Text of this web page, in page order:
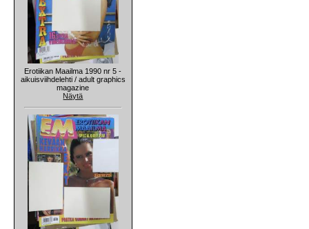
Erotiikan Maailma 1990 nr 5 -
aikuisviihdelehti / adult graphics
magazine
Näytä